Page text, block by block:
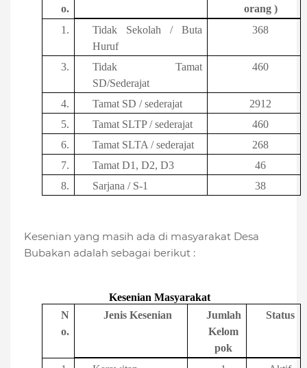
o.
orang )
1.
Tidak Sekolah / Buta
Huruf
368
3.
Tidak Tamat
SD/Sederajat
460
4. Tamat SD / sederajat
2912
5.
Tamat SLTP / sederajat
460
6.
Tamat SLTA / sederajat
268
7.
Tamat D1, D2, D3
46
8.
Sarjana / S-1 38
Kesenian yang masih ada di masyarakat Desa
Bubakan adalah sebagai berikut :
Kesenian Masyarakat
N
o.
Jenis Kesenian
Jumlah
Kelom
pok
Status